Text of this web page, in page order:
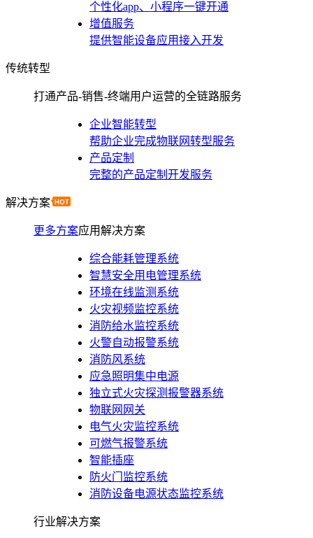
个性化app、小程序一键开通
增值服务
提供智能设备应用接入开发
传统转型
打通产品-销售-终端用户运营的全链路服务
企业智能转型
帮助企业完成物联网转型服务
产品定制
完整的产品定制开发服务
解决方案
更多方案应用解决方案
综合能耗管理系统
智慧安全用电管理系统
环境在线监测系统
火灾视频监控系统
消防给水监控系统
火警自动报警系统
消防风系统
应急照明集中电源
独立式火灾探测报警器系统
物联网网关
电气火灾监控系统
可燃气报警系统
智能插座
防火门监控系统
消防设备电源状态监控系统
行业解决方案